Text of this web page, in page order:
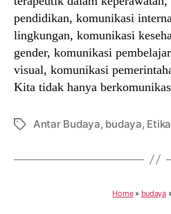
pendidikan, komunikasi
lingkungan, komunikasi
gender, komunikasi
visual, komunikasi
Kita tidak hanya
TagsAntar Budaya, budaya, Etika
Home» budaya»